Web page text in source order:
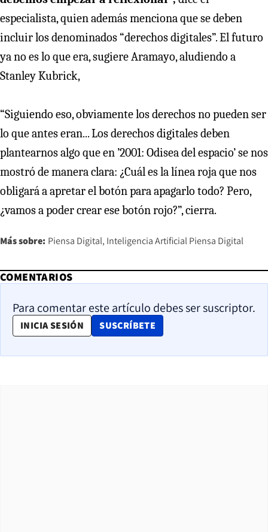
especialista, quien además menciona que se deben
incluir los denominados “derechos digitales”. El futuro
ya no es lo que era, sugiere Aramayo, aludiendo a
Stanley Kubrick,
“Siguiendo eso, obviamente los derechos no pueden ser
lo que antes eran... Los derechos digitales deben
plantearnos algo que en ’2001: Odisea del espacio’ se nos
mostró de manera clara: ¿Cuál es la línea roja que nos
obligará a apretar el botón para apagarlo todo? Pero,
¿vamos a poder crear ese botón rojo?”, cierra.
Más sobre: Piensa Digital Inteligencia Artificial Piensa Digital
COMENTARIOS
Para comentar este artículo debes ser suscriptor.
INICIA SESIÓN SUSCRÍBETE
OPENS IN NEW WINDOW